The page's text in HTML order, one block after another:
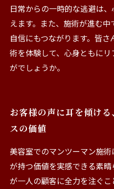
日常からの一時的な逃避は
えます。また、施術が進む中
自信にもつながります。皆
術を体験して、心身ともに
がでしょうか。
お客様の声に耳を傾け
スの価値
美容室でのマンツーマン施
が持つ価値を実感できる素
が一人の顧客に全力を注ぐ